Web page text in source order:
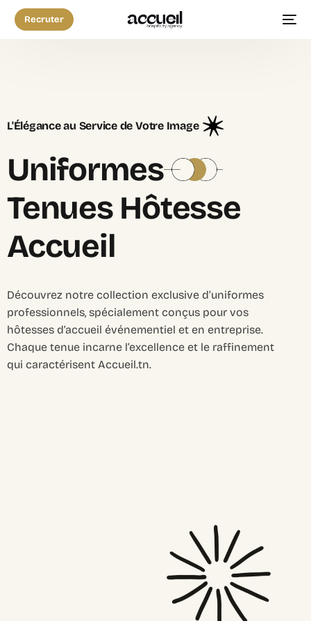
Recruter
L'Élégance au Service de Votre Image
Uniformes
Tenues Hôtesse
Accueil
Découvrez notre collection exclusive d’uniformes
professionnels, spécialement conçus pour vos
hôtesses d’accueil événementiel et en entreprise.
Chaque tenue incarne l’excellence et le raffinement
qui caractérisent Accueil.tn.